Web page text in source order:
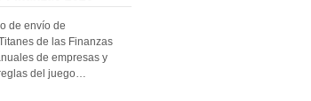
de envío de
de las Finanzas
de empresas y
del juego…